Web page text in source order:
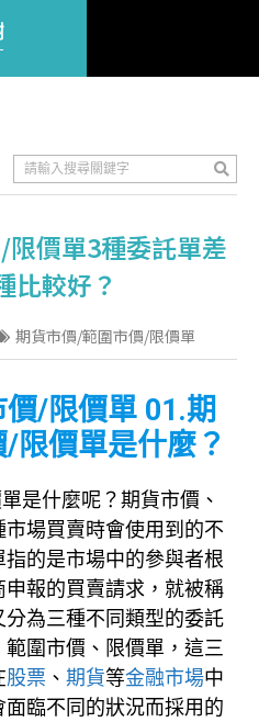
價單3種委託單差
比較好？
期貨市價/範圍市價/限價單
/限價單 01.期
限價單是什麼？
是什麼呢？期貨市價、
場買賣時會使用到的不
的是市場中的參與者根
報的買賣請求，就被稱
為三種不同類型的委託
圍市價、限價單，這三
股票 、 期貨等金融市場中
臨不同的狀況而採用的